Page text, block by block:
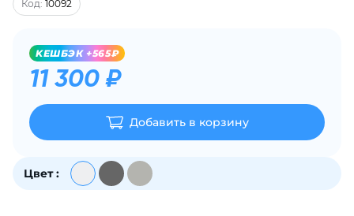
Код: 10092
KЕШБЭК +565₽
11 300 ₽
Добавить в корзину
Цвет :
по25%каждые 2 недели
Подробнее
об оплате Плайтом